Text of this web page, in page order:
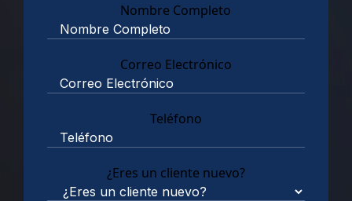
Nombre Completo
Correo Electrónico
Teléfono
¿Eres un cliente nuevo?